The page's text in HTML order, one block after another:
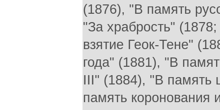
(1876), "В память
"За храбрость"
взятие Геок-Тене"
года" (1881), "В
III" (1884), "В память
память коронования